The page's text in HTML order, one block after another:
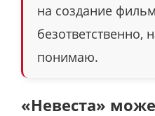
на создание
безответственно,
понимаю.
«Невеста»